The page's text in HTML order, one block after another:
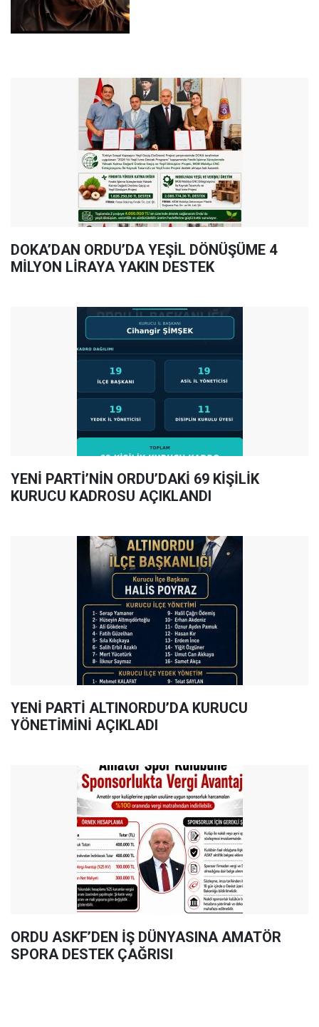
DOKA’DAN ORDU’DA YEŞİL DÖNÜŞÜME 4
MİLYON LİRAYA YAKIN DESTEK
YENİ PARTİ’NİN ORDU’DAKİ 69 KİŞİLİK
KURUCU KADROSU AÇIKLANDI
YENİ PARTİ ALTINORDU’DA KURUCU
YÖNETİMİNİ AÇIKLADI
ORDU ASKF’DEN İŞ DÜNYASINA AMATÖR
SPORA DESTEK ÇAĞRISI